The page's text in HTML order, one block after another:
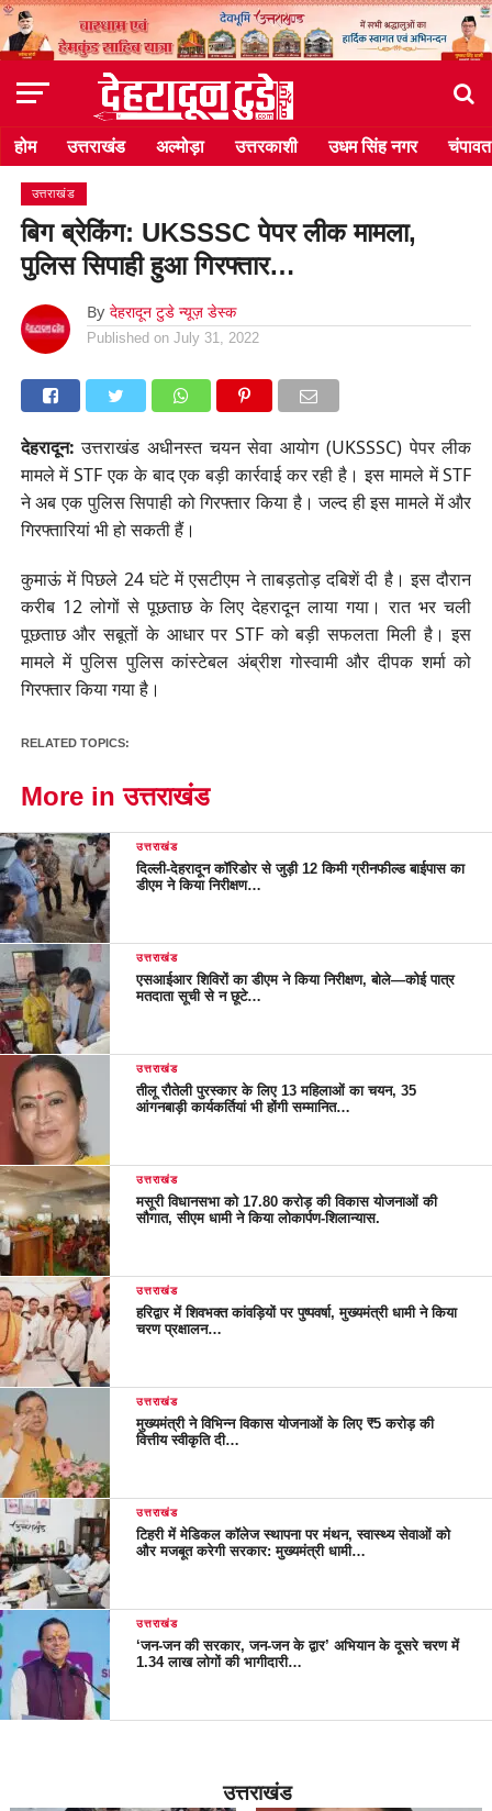
होम उत्तराखंड अल्मोड़ा उत्तरकाशी उधम सिंह नगर चंपावत
उत्तराखंड
बिग ब्रेकिंग: UKSSSC पेपर लीक मामला,
पुलिस सिपाही हुआ गिरफ्तार…
By देहरादून टुडे न्यूज़ डेस्क
Published on July 31, 2022
देहरादून: उत्तराखंड अधीनस्त चयन सेवा आयोग (UKSSSC) पेपर लीक
मामले में STF एक के बाद एक बड़ी कार्रवाई कर रही है। इस मामले में STF
ने अब एक पुलिस सिपाही को गिरफ्तार किया है। जल्द ही इस मामले में और
गिरफ्तारियां भी हो सकती हैं।
कुमाऊं में पिछले 24 घंटे में एसटीएम ने ताबड़तोड़ दबिशें दी है। इस दौरान
करीब 12 लोगों से पूछताछ के लिए देहरादून लाया गया। रात भर चली
पूछताछ और सबूतों के आधार पर STF को बड़ी सफलता मिली है। इस
मामले में पुलिस पुलिस कांस्टेबल अंब्रीश गोस्वामी और दीपक शर्मा को
गिरफ्तार किया गया है।
RELATED TOPICS:
More in उत्तराखंड
उत्तराखंड
दिल्ली-देहरादून कॉरिडोर से जुड़ी 12 किमी ग्रीनफील्ड बाईपास का
डीएम ने किया निरीक्षण…
उत्तराखंड
एसआईआर शिविरों का डीएम ने किया निरीक्षण, बोले—कोई पात्र
मतदाता सूची से न छूटे…
उत्तराखंड
तीलू रौतेली पुरस्कार के लिए 13 महिलाओं का चयन, 35
आंगनबाड़ी कार्यकर्तियां भी होंगी सम्मानित…
उत्तराखंड
मसूरी विधानसभा को 17.80 करोड़ की विकास योजनाओं की
सौगात, सीएम धामी ने किया लोकार्पण-शिलान्यास.
उत्तराखंड
हरिद्वार में शिवभक्त कांवड़ियों पर पुष्पवर्षा, मुख्यमंत्री धामी ने किया
चरण प्रक्षालन…
उत्तराखंड
मुख्यमंत्री ने विभिन्न विकास योजनाओं के लिए ₹5 करोड़ की
वित्तीय स्वीकृति दी…
उत्तराखंड
टिहरी में मेडिकल कॉलेज स्थापना पर मंथन, स्वास्थ्य सेवाओं को
और मजबूत करेगी सरकार: मुख्यमंत्री धामी…
उत्तराखंड
‘जन-जन की सरकार, जन-जन के द्वार’ अभियान के दूसरे चरण में
1.34 लाख लोगों की भागीदारी…
उत्तराखंड